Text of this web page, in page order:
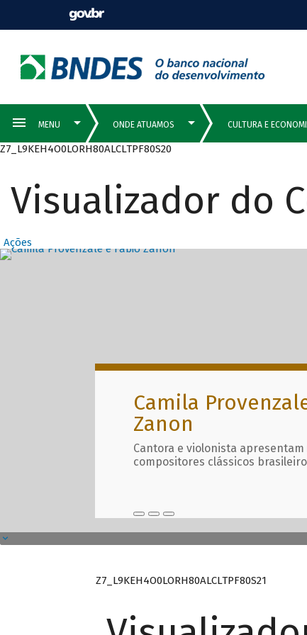
Z7_L9KEH4O0LORH80ALCLTPF80S20
Visualizador do
Ações
Destaques
Camila
Zanon
Cantora e violonista
compositores clássicos
Z7_L9KEH4O0LORH80ALCLTPF80S21